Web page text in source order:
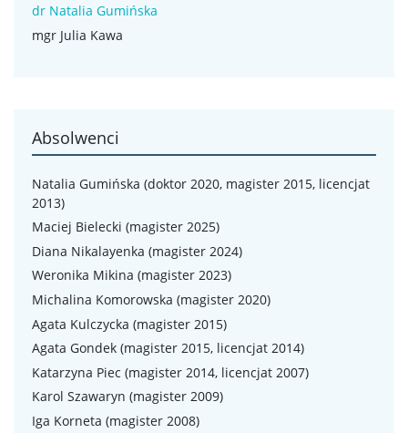
dr Natalia Gumińska
mgr Julia Kawa
Absolwenci
Natalia Gumińska (doktor 2020, magister 2015, licencjat
2013)
Maciej Bielecki (magister 2025)
Diana Nikalayenka (magister 2024)
Weronika Mikina (magister 2023)
Michalina Komorowska (magister 2020)
Agata Kulczycka (magister 2015)
Agata Gondek (magister 2015, licencjat 2014)
Katarzyna Piec (magister 2014, licencjat 2007)
Karol Szawaryn (magister 2009)
Iga Korneta (magister 2008)